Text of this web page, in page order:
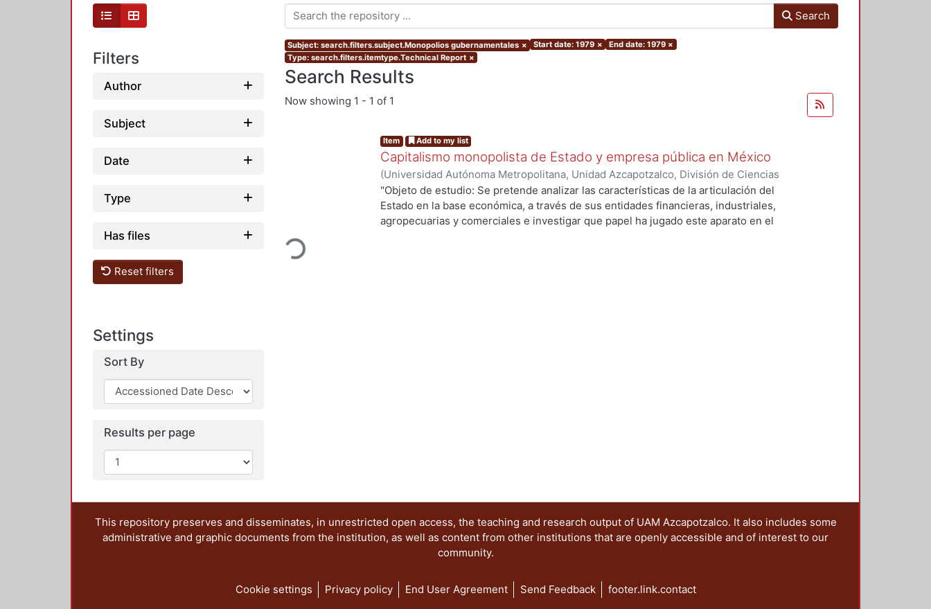
Filters
Author
Subject
Date
Type
Has files
Reset filters
Settings
Sort By
Results per page
Search
Subject: search.filters.subject.Monopolios gubernamentales × Start date: 1979 × End date: 1979 ×
Type: search.filters.itemtype.Technical Report ×
Search Results
Now showing 1 - 1 of 1
Loading...
Item Add to my list
Capitalismo monopolista de Estado y empresa pública en México
(Universidad Autónoma Metropolitana, Unidad Azcapotzalco, División de Ciencias
Sociales y Humanidades, Departamento de Administración,1979 )Núñez Estrada,
Héctor
"Objeto de estudio: Se pretende analizar las características de la articulación del
Estado en la base económica, a través de sus entidades financieras, industriales,
agropecuarias y comerciales e investigar que papel ha jugado este aparato en el
This repository preserves and disseminates, in unrestricted open access, the teaching and research output of UAM Azcapotzalco. It also includes some
administrative and graphic documents from the institution, as well as content from other institutions that are openly accessible and of interest to our
community.
Cookie settings Privacy policy End User Agreement Send Feedback footer.link.contact